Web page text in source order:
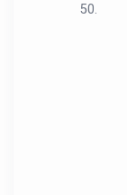
50.